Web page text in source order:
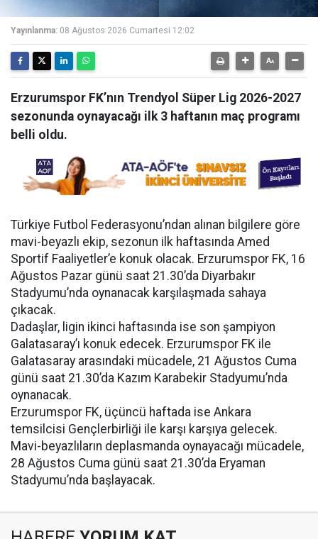
Yayınlanma: 08 Ağustos 2026 Cumartesi 12:02
Erzurumspor FK’nın Trendyol Süper Lig 2026-2027
sezonunda oynayacağı ilk 3 haftanın maç programı
belli oldu.
Türkiye Futbol Federasyonu’ndan alınan bilgilere göre
mavi-beyazlı ekip, sezonun ilk haftasında Amed
Sportif Faaliyetler’e konuk olacak. Erzurumspor FK, 16
Ağustos Pazar günü saat 21.30’da Diyarbakır
Stadyumu’nda oynanacak karşılaşmada sahaya
çıkacak.
Dadaşlar, ligin ikinci haftasında ise son şampiyon
Galatasaray’ı konuk edecek. Erzurumspor FK ile
Galatasaray arasındaki mücadele, 21 Ağustos Cuma
günü saat 21.30’da Kazım Karabekir Stadyumu’nda
oynanacak.
Erzurumspor FK, üçüncü haftada ise Ankara
temsilcisi Gençlerbirliği ile karşı karşıya gelecek.
Mavi-beyazlıların deplasmanda oynayacağı mücadele,
28 Ağustos Cuma günü saat 21.30’da Eryaman
Stadyumu’nda başlayacak.